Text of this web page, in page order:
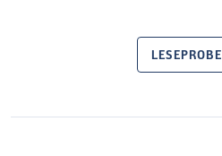
LESEPROBE